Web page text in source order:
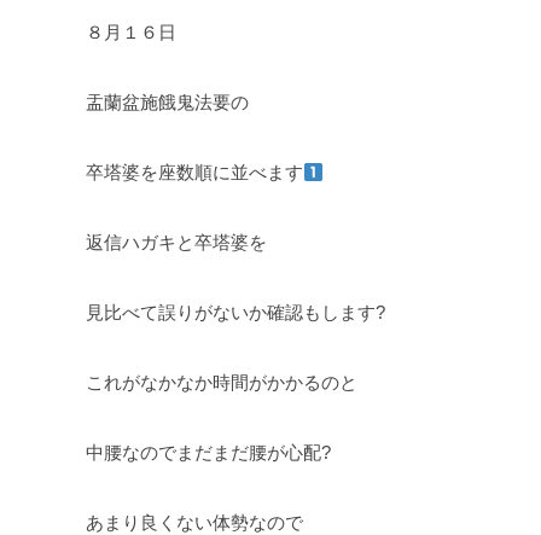
８月１６日
盂蘭盆施餓鬼法要の
卒塔婆を座数順に並べます
返信ハガキと卒塔婆を
見比べて誤りがないか確認もします?
これがなかなか時間がかかるのと
中腰なのでまだまだ腰が心配?
あまり良くない体勢なので